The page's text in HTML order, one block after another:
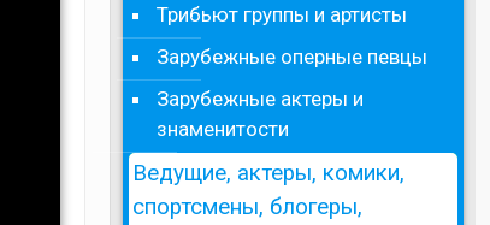
Трибьют группы и артисты
Зарубежные оперные певцы
Зарубежные актеры и
знаменитости
Ведущие, актеры, комики,
спортсмены, блогеры,